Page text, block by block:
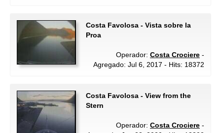
Costa Favolosa - Vista sobre la
Proa
Operador: Costa Crociere -
Agregado: Jul 6, 2017 - Hits: 18372
Costa Favolosa - View from the
Stern
Operador: Costa Crociere -